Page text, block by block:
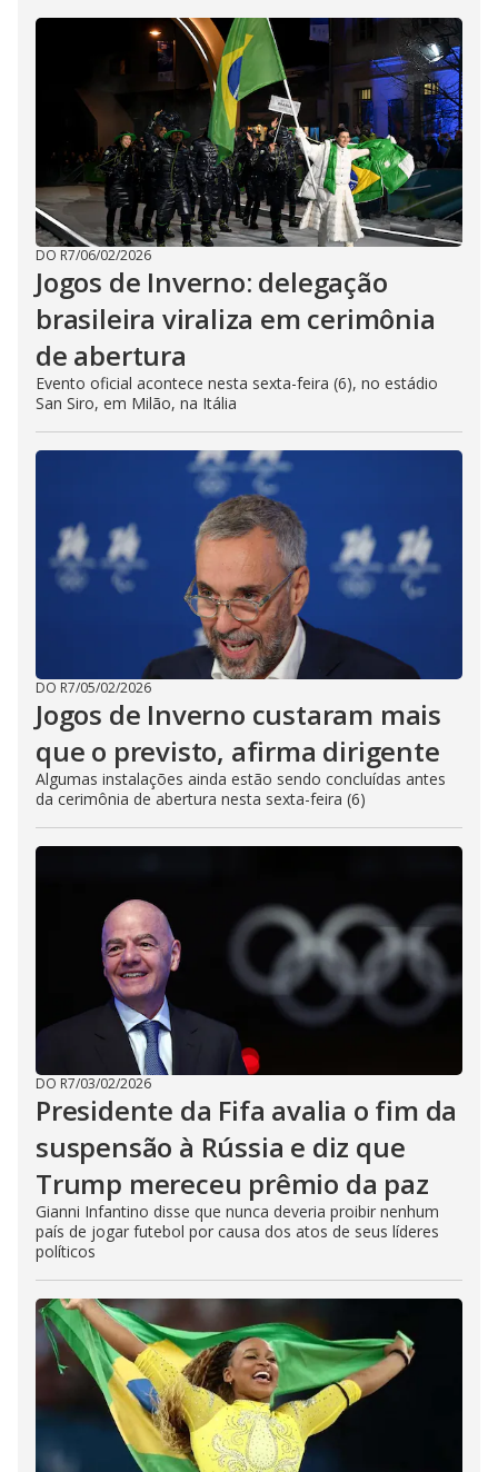
DO R7/06/02/2026
Jogos de Inverno: delegação
brasileira viraliza em cerimônia
de abertura
Evento oficial acontece nesta sexta-feira (6), no estádio
San Siro, em Milão, na Itália
DO R7/05/02/2026
Jogos de Inverno custaram mais
que o previsto, afirma dirigente
Algumas instalações ainda estão sendo concluídas antes
da cerimônia de abertura nesta sexta-feira (6)
DO R7/03/02/2026
Presidente da Fifa avalia o fim da
suspensão à Rússia e diz que
Trump mereceu prêmio da paz
Gianni Infantino disse que nunca deveria proibir nenhum
país de jogar futebol por causa dos atos de seus líderes
políticos